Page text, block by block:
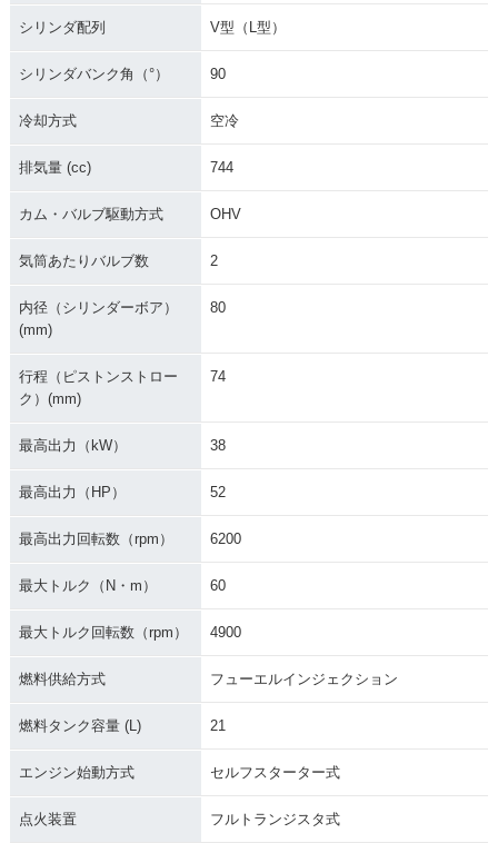
シリンダ配列 V型（L型）
シリンダバンク角（°） 90
冷却方式 空冷
排気量 (cc) 744
カム・バルブ駆動方式 OHV
気筒あたりバルブ数 2
内径（シリンダーボア）
(mm)
80
行程（ピストンストロー
ク）(mm)
74
最高出力（kW） 38
最高出力（HP） 52
最高出力回転数（rpm） 6200
最大トルク（N・m） 60
最大トルク回転数（rpm） 4900
燃料供給方式 フューエルインジェクション
燃料タンク容量 (L) 21
エンジン始動方式 セルフスターター式
点火装置 フルトランジスタ式